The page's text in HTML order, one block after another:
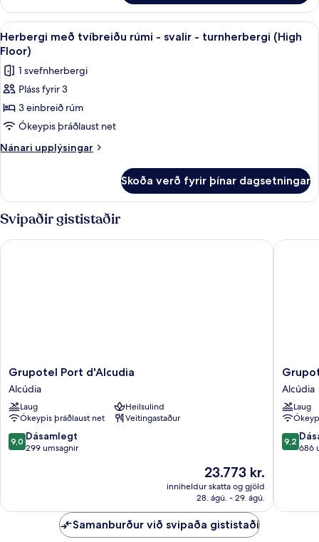
turnherbergi
(High
Floor)
með
tvíbreiðu
rúmi
-
turnherbergi
Floor)
Skoða
allar
myndir
fyrir
Herbergi
með
tvíbreiðu
rúmi
-
(High
Floor)
5
Herbergi með tvíbreiðu rúmi - svalir - turnherbergi (High
Floor)
1 svefnherbergi
Pláss fyrir 3
3 einbreið rúm
Ókeypis þráðlaust net
Nánari upplýsingar
Nánari
með
tvíbreiðu
rúmi
svalir
Skoða verð fyrir þínar dagsetningar
Svipaðir gististaðir
Grupotel
Port
d'Alcudia
Alcúdia
Grupotel Port d'Alcudia
Alcúdia
Laug
Heilsulind
Ókeypis þráðlaust net
Veitingastaður
9.0
af
9,0 Dásamlegt
299 umsagnir
Verðið
er
23.773 kr.
23.773 kr.
inniheldur skatta og gjöld
28. ágú. - 29. ágú.
Grupotel Port d'Alcudia
Alcúdia
Alcúdia
Laug
9.2
af
9,2
686
Samanburður við svipaða gististaði